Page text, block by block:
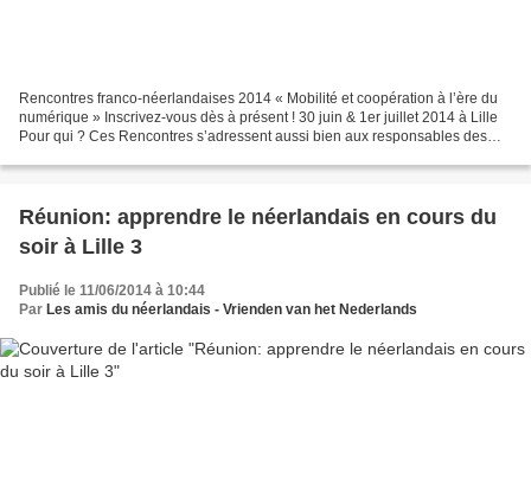
Rencontres franco-néerlandaises 2014 « Mobilité et coopération à l’ère du
numérique » Inscrivez-vous dès à présent ! 30 juin & 1er juillet 2014 à Lille
Pour qui ? Ces Rencontres s’adressent aussi bien aux responsables des
Réunion: apprendre le néerlandais en cours du
soir à Lille 3
Publié le 11/06/2014 à 10:44
Par Les amis du néerlandais - Vrienden van het Nederlands